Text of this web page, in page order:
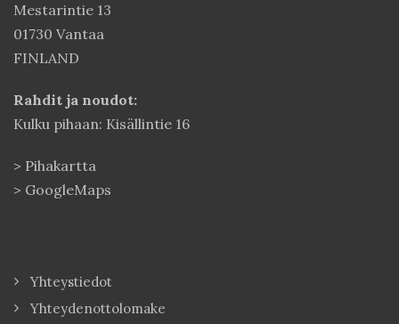
Mestarintie 13
01730 Vantaa
FINLAND
Rahdit ja noudot:
Kulku pihaan: Kisällintie 16
> Pihakartta
> GoogleMaps
Yhteystiedot
Yhteydenottolomake